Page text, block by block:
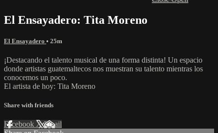
El Ensayadero: Tita Moreno
El Ensayadero • 25m
¡Destacando el talento musical de una forma distinta! Un espacio
donde artistas guatemaltecos nos muestran su talento mientras los
conocemos un poco.
El artista de hoy: Tita Moreno
Share with friends
Facebook XEmail